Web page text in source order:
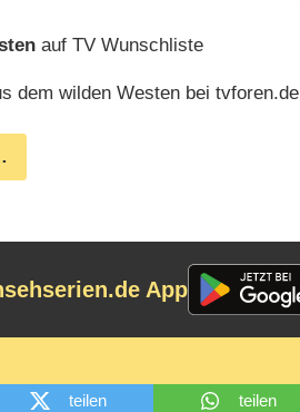
auf TV Wunschliste
dem wilden Westen bei tvforen.de
App
teilen teilen